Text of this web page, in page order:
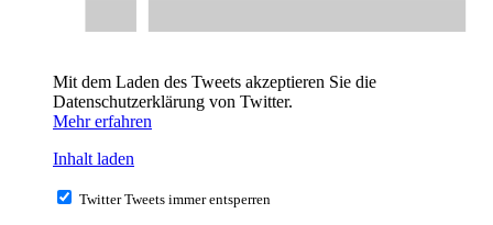
Mit dem Laden des Tweets akzeptieren Sie die
Datenschutzerklärung von Twitter.
Mehr erfahren
Inhalt laden
Twitter Tweets immer entsperren